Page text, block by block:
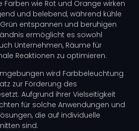
Farben wie Rot und Orange wirken
und belebend, während kühle
entspannen und beruhigen
ermöglicht es sowohl
Unternehmen, Räume für
Reaktionen zu optimieren.
wird Farbbeleuchtung
zur Förderung des
Aufgrund ihrer Vielseitigkeit
für solche Anwendungen und
die auf individuelle
sind.